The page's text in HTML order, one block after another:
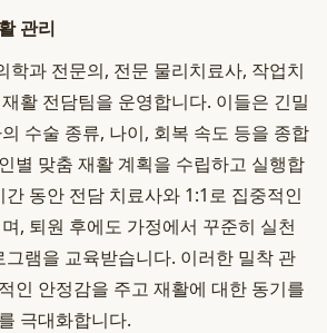
관리
학과 전문의, 전문 물리치료사, 작업치
활 전담팀을 운영합니다. 이들은 긴밀
수술 종류, 나이, 회복 속도 등을 종합
별 맞춤 재활 계획을 수립하고 실행합
동안 전담 치료사와 1:1로 집중적인
, 퇴원 후에도 가정에서 꾸준히 실천
램을 교육받습니다. 이러한 밀착 관
인 안정감을 주고 재활에 대한 동기를
극대화합니다.